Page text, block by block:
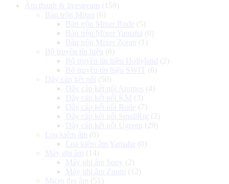
21.100.000 ₫.là:
18.900.000 ₫.
Âm thanh & livestream (159)
Bàn trộn Mixer
(6)
Bàn trộn Mixer Rode (5)
Bàn trộn Mixer Yamaha (0)
Bàn trộn Mixer Zoom (1)
Bộ truyền tín hiệu
(8)
Bộ truyền tín hiệu Hollyland
(2)
Bộ truyền tín hiệu SWIT (6)
Dây cáp kết nối (50)
Dây cáp kết nối Atomos (4)
Dây cáp kết nối KM (3)
Dây cáp kết nối Rode (7)
Dây cáp kết nối SmallRig (2)
Dây cáp kết nối Ugreen
(29)
Loa kiểm âm (0)
Loa kiểm âm Yamaha (0)
Máy ghi âm (14)
Máy ghi âm Sony (2)
Máy ghi âm Zoom (12)
Micro thu âm (51)